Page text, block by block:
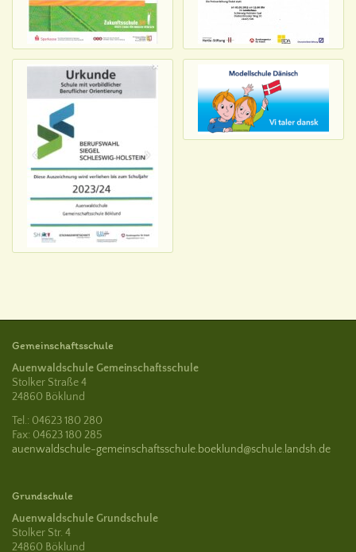
Gemeinschaftsschule
Auenwaldschule Gemeinschaftsschule
Stolker Straße 4
24860 Böklund
Tel.: 04623 180 280
Fax: 04623 180 285
auenwaldschule-gemeinschaftsschule.boeklund@schule.landsh.de
Grundschule
Auenwaldschule Grundschule
Stolker Str. 4
24860 Böklund